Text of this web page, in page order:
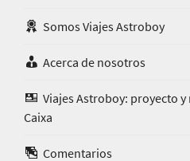
Somos Viajes Astroboy
Acerca de nosotros
Viajes Astroboy: proyecto
Caixa
Comentarios